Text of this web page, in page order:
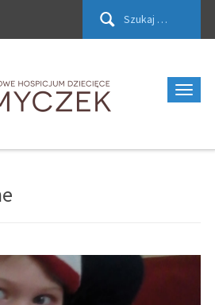
Szukaj: